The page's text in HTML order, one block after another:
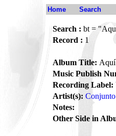
Home Search
Search : bt =
Record : 1
Album Title:
Music Publish
Recording Label:
Artist(s):
Notes:
Other Side in